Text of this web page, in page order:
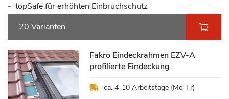
topSafe für erhöhten Einbruchschutz
20 Varianten
Fakro Eindeckrahmen EZV-A
profilierte Eindeckung
ca. 4-10 Arbeitstage (Mo-Fr)